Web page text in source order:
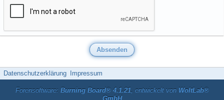
Datenschutzerklärung Impressum
Forensoftware: Burning Board® 4.1.21, entwickelt von WoltLab®
GmbH